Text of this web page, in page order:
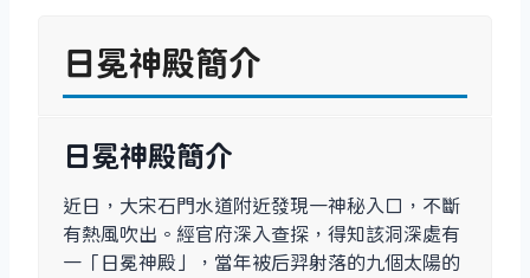
日冕神殿簡介
日冕神殿簡介
近日，大宋石門水道附近發現一神秘入口，不斷
有熱風吹出。經官府深入查探，得知該洞深處有
一「日冕神殿」，當年被后羿射落的九個太陽的